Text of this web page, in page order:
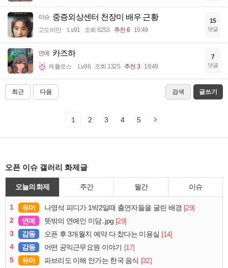
이슈 중증외상센터 천장미 배우 근황
고도비만 Lv.91 조회 6253 추천 6 19:49
15
댓글
연예 카즈하
케를로스 Lv.86 조회 1325 추천 3 19:49
7
댓글
최근 다음 검색 글쓰기
1 2 3 4 5
오픈 이슈 갤러리 화제글
오늘의 화제 주간 월간 이슈
1 유머 나영석 피디가 1박2일때 출연자들을 굴린 배경 [29]
2
연예 뜻밖의 연예인 미담..jpg [29]
3
감동 오픈 후 3개월치 예약 다 찼다는 미용실 [14]
4
감동 어떤 공익근무요원 이야기 [17]
5
유머 파브리도 이해 안가는 한국 음식 [32]